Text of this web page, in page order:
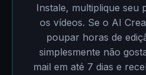
Instale, multiplique seu
os vídeos. Se o AI
poupar horas de
simplesmente não
mail em até 7 dias e